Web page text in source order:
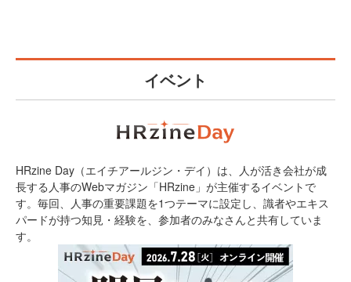
イベント
HRzine Day（エイチアールジン・デイ）は、人が活き会社が成
長する人事のWebマガジン「HRzine」が主催するイベントで
す。毎回、人事の重要課題を1つテーマに設定し、識者やエキス
パードが持つ知見・経験を、参加者のみなさんと共有していま
す。